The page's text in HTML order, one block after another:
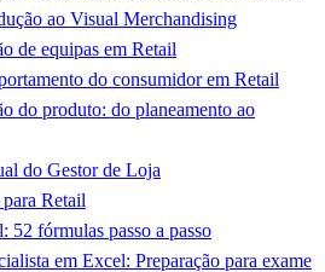
ao Visual Merchandising
de equipas em Retail
do consumidor em Retail
do produto: do planeamento ao
do Gestor de Loja
Retail
52 fórmulas passo a passo
em Excel: Preparação para exame